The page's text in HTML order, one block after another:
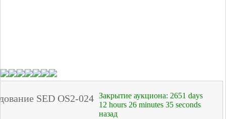
SED OS2-024 Закрытие аукциона: 2651 days
12 hours 26 minutes 35 seconds
назад